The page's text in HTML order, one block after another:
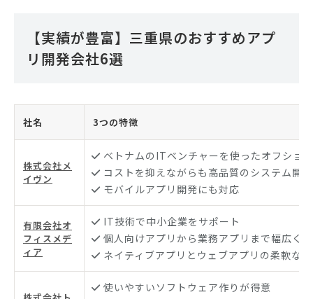
【実績が豊富】三重県のおすすめアプ
リ開発会社6選
社名 3つの特徴
株式会社メ
イヴン
ベトナムのITベンチャーを使ったオフショ
コストを抑えながらも高品質のシステム開発
モバイルアプリ開発にも対応
有限会社オ
フィスメデ
ィア
IT技術で中小企業をサポート
個人向けアプリから業務アプリまで幅広く
ネイティブアプリとウェブアプリの柔軟な
使いやすいソフトウェア作りが得意